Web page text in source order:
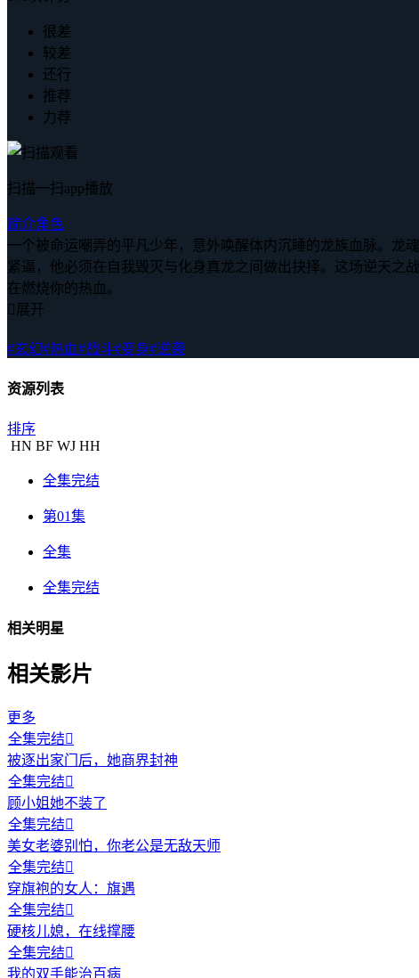
很差
较差
还行
推荐
力荐
扫描一扫app播放
简介角色
一个被命运嘲弄的平凡少年，意外唤醒体内沉睡的龙族血脉。
紧逼，他必须在自我毁灭与化身真龙之间做出抉择。这场逆天之
在燃烧你的热血。
 展开
#玄幻#热血#战斗#变身#逆袭
资源列表
排序
HN BF WJ HH
全集完结
第01集
全集
全集完结
相关明星
相关影片
更多
全集完结
被逐出家门后，她商界封神
全集完结
顾小姐她不装了
全集完结
美女老婆别怕，你老公是无敌天师
全集完结
穿旗袍的女人：旗遇
全集完结
硬核儿媳，在线撑腰
全集完结
我的双手能治百病